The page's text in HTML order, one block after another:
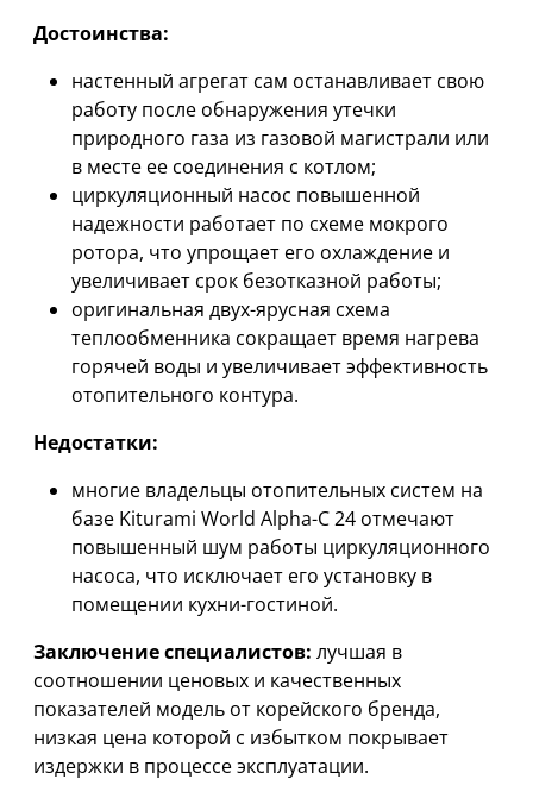
Достоинства:
настенный агрегат сам останавливает свою
работу после обнаружения утечки
природного газа из газовой магистрали или
в месте ее соединения с котлом;
циркуляционный насос повышенной
надежности работает по схеме мокрого
ротора, что упрощает его охлаждение и
увеличивает срок безотказной работы;
оригинальная двух-ярусная схема
теплообменника сокращает время нагрева
горячей воды и увеличивает эффективность
отопительного контура.
Недостатки:
многие владельцы отопительных систем на
базе Kiturami World Alpha-С 24 отмечают
повышенный шум работы циркуляционного
насоса, что исключает его установку в
помещении кухни-гостиной.
Заключение специалистов: лучшая в
соотношении ценовых и качественных
показателей модель от корейского бренда,
низкая цена которой с избытком покрывает
издержки в процессе эксплуатации.